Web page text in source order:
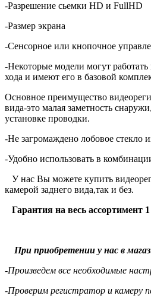
-Разрешение сьемки HD и FullHD
-Размер экрана
-Сенсорное или кнопочное
-Некоторые модели могут работать
хода и имеют его в базовой
Основное преимущество
вида-это малая заметность
установке проводки.
-Не загромаждено лобовое стекло
-Удобно использовать в
У нас Вы можете купить
камерой заднего вида,так и без.
Гарантия на весь ассортимент 1
При приобретении у нас в
-Произведем все необходимые
-Проверим регистратор и камеру